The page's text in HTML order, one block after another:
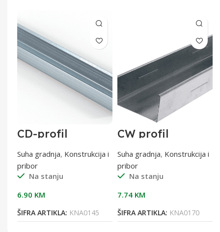
CD-profil
60x27x0,6 od 4 m
0,6 mm
Suha gradnja, Konstrukcija i
pribor
Na stanju
6.90 KM
ŠIFRA ARTIKLA: KNA0145
CW profil
50/3500,6 mm
Suha gradnja, Konstrukcija i
pribor
Na stanju
7.74 KM
ŠIFRA ARTIKLA: KNA0170